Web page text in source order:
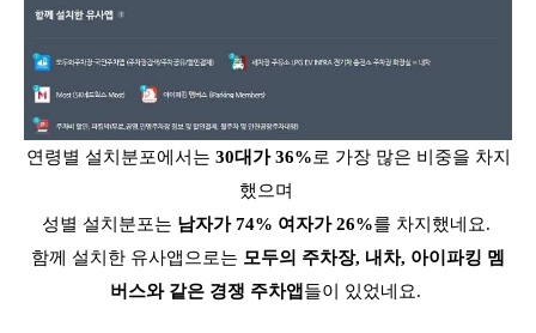
연령별 설치분포에서는 30대가 36%로 가장 많은 비중을 차지
했으며
성별 설치분포는 남자가 74% 여자가 26%를 차지했네요.
함께 설치한 유사앱으로는 모두의 주차장, 내차, 아이파킹 멤
버스와 같은 경쟁 주차앱 들이 있었네요.